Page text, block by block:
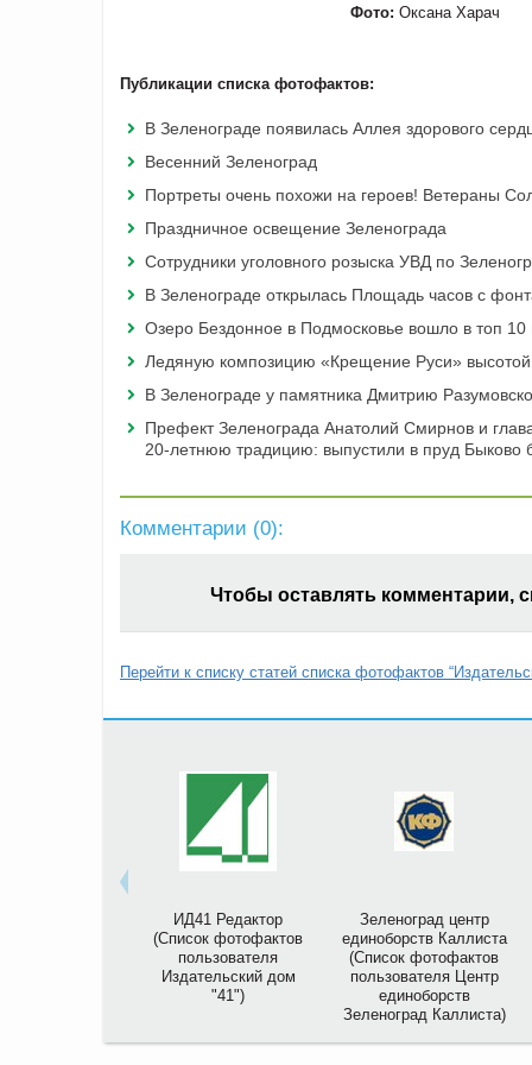
Фото: Оксана Харач
Публикации списка фотофактов:
В Зеленограде появилась Аллея здорового
Весенний Зеленоград
Портреты очень похожи на героев! Ветераны
Праздничное освещение Зеленограда
Сотрудники уголовного розыска УВД по
В Зеленограде открылась Площадь часов с
Озеро Бездонное в Подмосковье вошло в топ 10
Ледяную композицию «Крещение Руси»
В Зеленограде у памятника Дмитрию
Префект Зеленограда Анатолий Смирнов и
20-летнюю традицию: выпустили в пруд Быково
Комментарии (0):
Чтобы оставлять комментарии,
Перейти к списку статей списка фотофактов
ИД41 Редактор
(Список фотофактов
пользователя
Издательский дом
"41")
Зеленоград центр
единоборств Каллиста
(Список фотофактов
пользователя Центр
единоборств
Зеленоград Каллиста)